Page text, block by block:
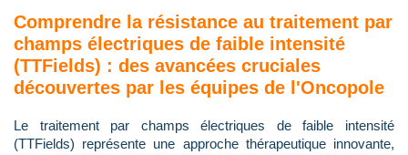
Comprendre la résistance au traitement par
champs électriques de faible intensité
(TTFields) : des avancées cruciales
découvertes par les équipes de l'Oncopole
Le traitement par champs électriques de faible intensité
(TTFields) représente une approche thérapeutique innovante,